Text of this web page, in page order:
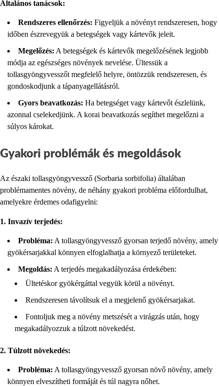
Általános tanácsok:
Rendszeres ellenőrzés: Figyeljük a növényt rendszeresen, hogy
időben észrevegyük a betegségek vagy kártevők jeleit.
Megelőzés: A betegségek és kártevők megelőzésének legjobb
módja az egészséges növények nevelése. Ültessük a
tollasgyöngyvesszőt megfelelő helyre, öntözzük rendszeresen, és
gondoskodjunk a tápanyagellátásról.
Gyors beavatkozás: Ha betegséget vagy kártevőt észlelünk,
azonnal cselekedjünk. A korai beavatkozás segíthet megelőzni a
súlyos károkat.
Gyakori problémák és megoldások
Az északi tollasgyöngyvessző (Sorbaria sorbifolia) általában
problémamentes növény, de néhány gyakori probléma előfordulhat,
amelyekre érdemes odafigyelni:
1. Invazív terjedés:
Probléma: A tollasgyöngyvessző gyorsan terjedő növény, amely
gyökérsarjakkal könnyen elfoglalhatja a környező területeket.
Megoldás: A terjedés megakadályozása érdekében:
Ültetéskor gyökérgáttal vegyük körül a növényt.
Rendszeresen távolítsuk el a megjelenő gyökérsarjakat.
Fontoljuk meg a növény metszését a virágzás után, hogy
megakadályozzuk a túlzott növekedést.
2. Túlzott növekedés:
Probléma: A tollasgyöngyvessző gyorsan növő növény, amely
könnyen elveszítheti formáját és túl nagyra nőhet.